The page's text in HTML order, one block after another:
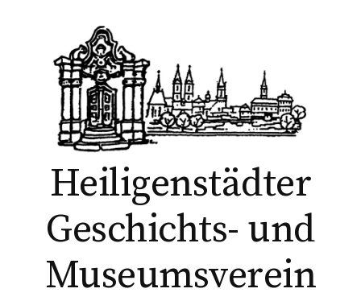
Heiligenstädter
Geschichts- und
Museumsverein